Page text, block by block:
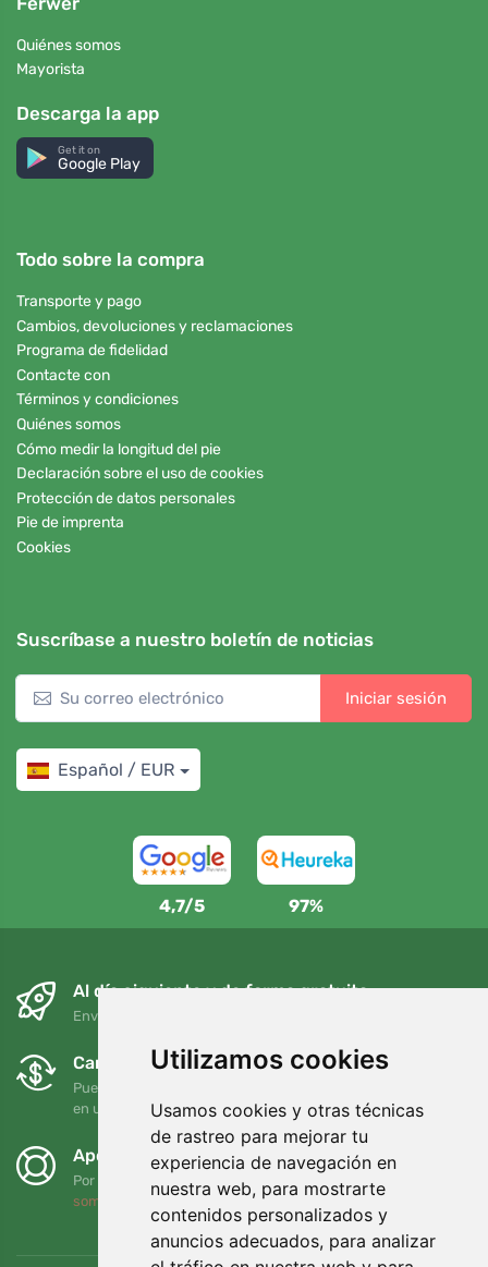
Utilizamos cookies
Usamos cookies y otras técnicas
de rastreo para mejorar tu
experiencia de navegación en
nuestra web, para mostrarte
contenidos personalizados y
anuncios adecuados, para analizar
Quiénes somos
Mayorista
Descarga la app
Get it on
Google Play
Todo sobre la compra
Transporte y pago
Cambios, devoluciones y reclamaciones
Programa de fidelidad
Contacte con
Términos y condiciones
Quiénes somos
Cómo medir la longitud del pie
Declaración sobre el uso de cookies
Protección de datos personales
Pie de imprenta
Cookies
Suscríbase a nuestro boletín de noticias
Iniciar sesión
Español / EUR
4,7/5 97%
Al día siguiente y de forma gratuita
Envío gratuito para pedidos superiores a 95 EUR
Cambios y devoluciones gratuitos
Puede devolver o cambiar su pedido en cualquier momento
en un plazo de 90 días
Apoyamos a Trees.org
Por cada pedido plantamos un árbol. Leer más
somos